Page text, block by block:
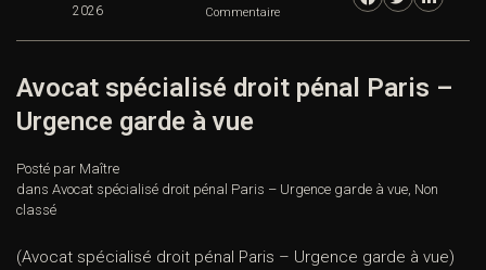
2026 Commentaire
Avocat spécialisé droit pénal Paris –
Urgence garde à vue
Posté par Maître
dans Avocat spécialisé droit pénal Paris – Urgence garde à vue, Non
classé
(Avocat spécialisé droit pénal Paris – Urgence garde à vue)